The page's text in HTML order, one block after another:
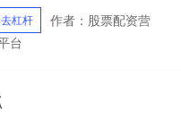
杠杆
作者：股票配资营
台